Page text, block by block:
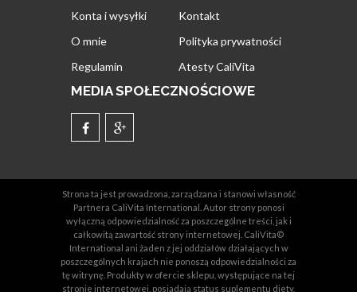
Konta i wysyłki
Kontakt
O mnie
Polityka prywatności
Regulamin
Atesty CaliVita
MEDIA SPOŁECZNOŚCIOWE
Strona ta jest prowadzona, zarządzana i stanowi własność
Partnera CaliVita International. Autor strony ponosi
wyłączną odpowiedzialność za poszczególne treści, jak i
całkowitą zawartość strony internetowej. CaliVita©
International ani żaden z jej oddziałów działających w
poszczególnych krajach nie ponoszą odpowiedzialności za
tę witrynę. Produkty w ofercie sklepu, występujące na tej
stronie internetowej, posiadają status suplementu diety,